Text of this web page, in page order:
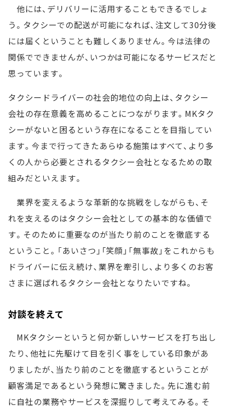
他には、デリバリーに活用することもできるでしょ
う。タクシーでの配送が可能になれば、注文して30分後
には届くということも難しくありません。今は法律の
関係でできませんが、いつかは可能になるサービスだと
思っています。
タクシードライバーの社会的地位の向上は、タクシー
会社の存在意義を高めることにつながります。MKタク
シーがないと困るという存在になることを目指してい
ます。今まで行ってきたあらゆる施策はすべて、より多
くの人から必要とされるタクシー会社となるための取
組みだといえます。
業界を変えるような革新的な挑戦をしながらも、そ
れを支えるのはタクシー会社としての基本的な価値で
す。そのために重要なのが当たり前のことを徹底する
ということ。「あいさつ」「笑顔」「無事故」をこれからも
ドライバーに伝え続け、業界を牽引し、より多くのお客
さまに選ばれるタクシー会社となりたいですね。
対談を終えて
MKタクシーというと何か新しいサービスを打ち出し
たり、他社に先駆けて目を引く事をしている印象があ
りましたが、当たり前のことを徹底するということが
顧客満足であるという発想に驚きました。先に進む前
に自社の業務やサービスを深掘りして考えてみる。そ